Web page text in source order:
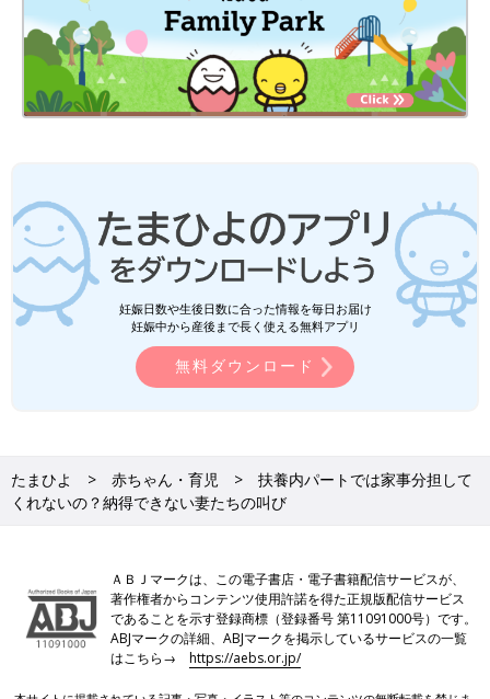
妊娠日数や生後日数に合った情報を毎日お届け
妊娠中から産後まで長く使える無料アプリ
無料ダウンロード
たまひよ 赤ちゃん・育児
扶養内パートでは家事分担して
くれないの？納得できない妻たちの叫び
ＡＢＪマークは、この電子書店・電子書籍配信サービスが、
著作権者からコンテンツ使用許諾を得た正規版配信サービス
であることを示す登録商標（登録番号 第11091000号）です。
ABJマークの詳細、ABJマークを掲示しているサービスの一覧
はこちら→https://aebs.or.jp/